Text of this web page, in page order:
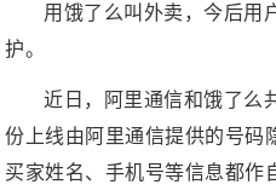
用饿了么叫外卖，今后用
护。
近日，阿里通信和饿了么
份上线由阿里通信提供的号码
买家姓名、手机号等信息都作